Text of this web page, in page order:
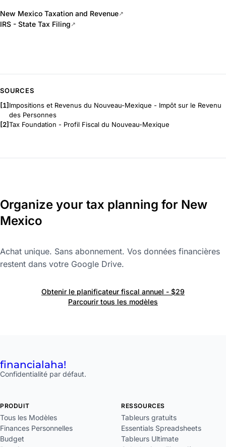
New Mexico Taxation and Revenue↗
IRS - State Tax Filing ↗
SOURCES
[1] Impositions et Revenus du Nouveau-Mexique - Impôt sur le Revenu
des Personnes
[2]Tax Foundation - Profil Fiscal du Nouveau-Mexique
Organize your tax planning for New
Mexico
Achat unique. Sans abonnement. Vos données financières
restent dans votre Google Drive.
Obtenir le planificateur fiscal annuel - $29
Parcourir tous les modèles
financialaha!
Confidentialité par défaut.
PRODUIT
Tous les Modèles
Finances Personnelles
Budget
RESSOURCES
Tableurs gratuits
Essentials Spreadsheets
Tableurs Ultimate